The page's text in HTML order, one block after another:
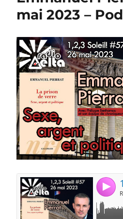
mai 2023 –